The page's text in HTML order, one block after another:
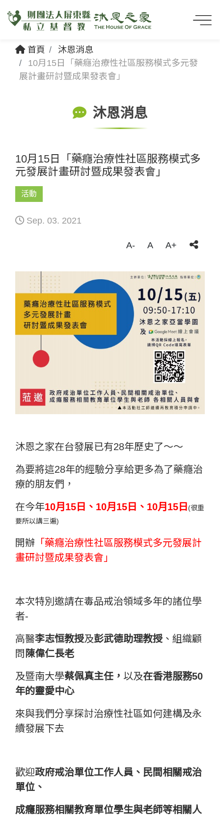
首頁
沐恩消息
10月15日「藥癮治療性社區服務模式多元發
展計畫研討暨成果發表會」
沐恩消息
10月15日「藥癮治療性社區服務模式多
元發展計畫研討暨成果發表會」
活動
Sep. 03. 2021
A- A A+
沐恩之家在台發展已有28年歷史了～～
為要將這28年的經驗分享給更多為了藥癮治
療的朋友們，
在今年10月15日、10月15日、10月15日 (很重
要所以講三遍)
開辦 「藥癮治療性社區服務模式多元發展計
畫研討暨成果發表會」
本次特別邀請在毒品戒治領域多年的諸位學
者-
高醫李志恒教授及彭武德助理教授 、組織顧
問 陳偉仁長老
及暨南大學蔡佩真主任， 以及在香港服務50
年的靈愛中心
來與我們分享探討治療性社區如何建構及永
續發展下去
歡迎政府戒治單位工作人員、民間相關戒治
單位、
成癮服務相關教育單位學生與老師等相關人